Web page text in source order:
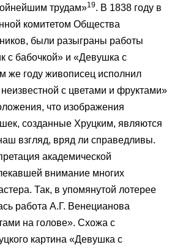
трудам»19. В 1838 году в
комитетом Общества
были разыграны работы
с бабочкой» и «Девушка с
же году живописец исполнил
с цветами и фруктами»
что изображения
созданные Хруцким, являются
взгляд, вряд ли справедливы.
академической
внимание многих
Так, в упомянутой лотерее
работа А.Г. Венецианова
на голове». Схожа с
картина «Девушка с